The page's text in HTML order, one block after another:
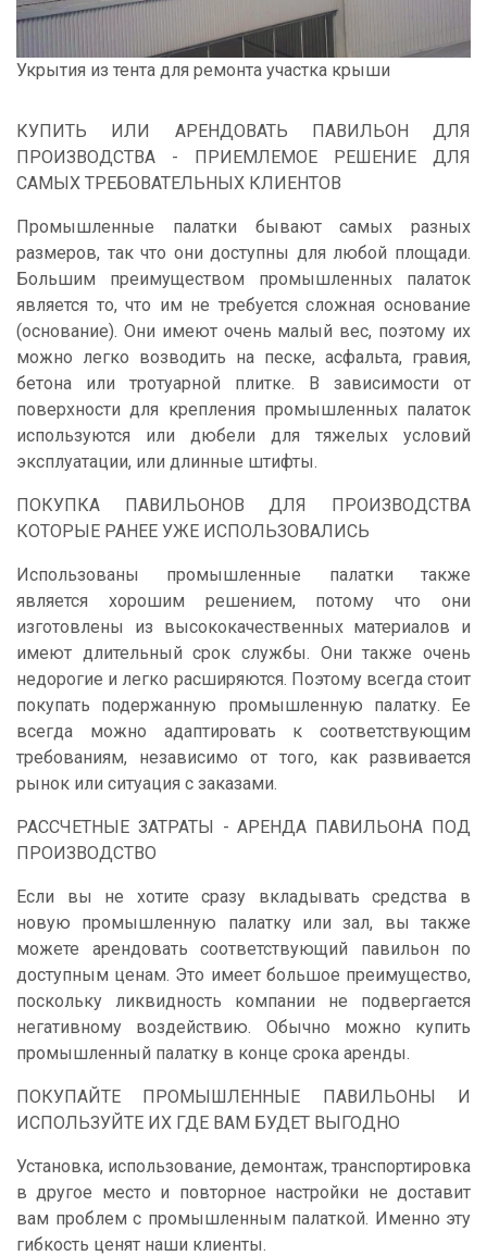
Укрытия из тента для ремонта участка крыши
КУПИТЬ ИЛИ АРЕНДОВАТЬ ПАВИЛЬОН ДЛЯ
ПРОИЗВОДСТВА - ПРИЕМЛЕМОЕ РЕШЕНИЕ ДЛЯ
САМЫХ ТРЕБОВАТЕЛЬНЫХ КЛИЕНТОВ
Промышленные палатки бывают самых разных
размеров, так что они доступны для любой площади.
Большим преимуществом промышленных палаток
является то, что им не требуется сложная основание
(основание). Они имеют очень малый вес, поэтому их
можно легко возводить на песке, асфальта, гравия,
бетона или тротуарной плитке. В зависимости от
поверхности для крепления промышленных палаток
используются или дюбели для тяжелых условий
эксплуатации, или длинные штифты.
ПОКУПКА ПАВИЛЬОНОВ ДЛЯ ПРОИЗВОДСТВА
КОТОРЫЕ РАНЕЕ УЖЕ ИСПОЛЬЗОВАЛИСЬ
Использованы промышленные палатки также
является хорошим решением, потому что они
изготовлены из высококачественных материалов и
имеют длительный срок службы. Они также очень
недорогие и легко расширяются. Поэтому всегда стоит
покупать подержанную промышленную палатку. Ее
всегда можно адаптировать к соответствующим
требованиям, независимо от того, как развивается
рынок или ситуация с заказами.
РАССЧЕТНЫЕ ЗАТРАТЫ - АРЕНДА ПАВИЛЬОНА ПОД
ПРОИЗВОДСТВО
Если вы не хотите сразу вкладывать средства в
новую промышленную палатку или зал, вы также
можете арендовать соответствующий павильон по
доступным ценам. Это имеет большое преимущество,
поскольку ликвидность компании не подвергается
негативному воздействию. Обычно можно купить
промышленный палатку в конце срока аренды.
ПОКУПАЙТЕ ПРОМЫШЛЕННЫЕ ПАВИЛЬОНЫ И
ИСПОЛЬЗУЙТЕ ИХ ГДЕ ВАМ БУДЕТ ВЫГОДНО
Установка, использование, демонтаж, транспортировка
в другое место и повторное настройки не доставит
вам проблем с промышленным палаткой. Именно эту
гибкость ценят наши клиенты.